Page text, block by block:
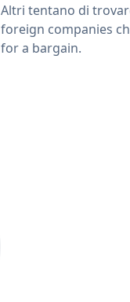
Altri tentano di
foreign companies
for a bargain.